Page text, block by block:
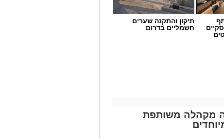
תיקון והתקנה שערים
חשמליים בדרום
מקהלה משותפת